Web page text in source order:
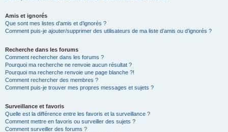
Amis et ignorés
Que sont mes listes d’amis et d’ignorés ?
Comment puis-je ajouter/supprimer des utilisateurs de ma liste d’amis ou d’ignorés ?
Recherche dans les forums
Comment rechercher dans les forums ?
Pourquoi ma recherche ne renvoie aucun résultat ?
Pourquoi ma recherche renvoie une page blanche ?!
Comment rechercher des membres ?
Comment puis-je trouver mes propres messages et sujets ?
Surveillance et favoris
Quelle est la différence entre les favoris et la surveillance ?
Comment mettre en favoris ou surveiller des sujets ?
Comment surveiller des forums ?